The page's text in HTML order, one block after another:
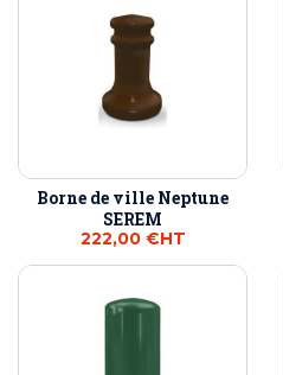
Borne de ville Neptune
SEREM
222,00 €HT